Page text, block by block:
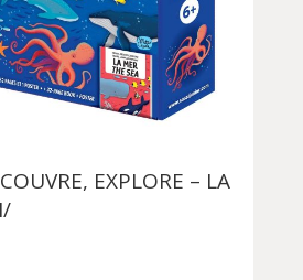
EXPLORE – LA